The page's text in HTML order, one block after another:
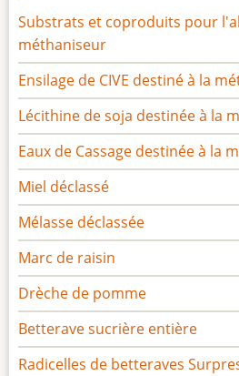
Substrats et coproduits pour
méthaniseur
Ensilage de CIVE destiné à la
Lécithine de soja destinée à la
Eaux de Cassage destinée à la
Miel déclassé
Mélasse déclassée
Marc de raisin
Drèche de pomme
Betterave sucrière entière
Radicelles de betteraves